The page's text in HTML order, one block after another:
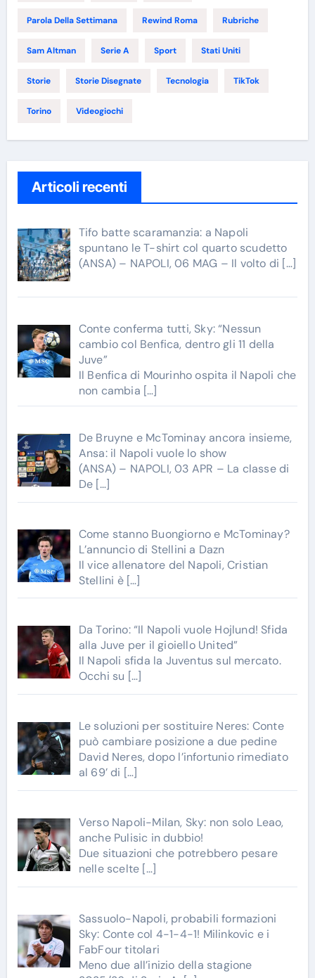
Parola Della Settimana Rewind Roma Rubriche
Sam Altman Serie A Sport Stati Uniti
Storie Storie Disegnate Tecnologia TikTok
Torino Videogiochi
Articoli recenti
Tifo batte scaramanzia: a Napoli
spuntano le T-shirt col quarto scudetto
(ANSA) – NAPOLI, 06 MAG – Il volto di […]
Conte conferma tutti, Sky: “Nessun
cambio col Benfica, dentro gli 11 della
Juve”
Il Benfica di Mourinho ospita il Napoli che
non cambia […]
De Bruyne e McTominay ancora insieme,
Ansa: il Napoli vuole lo show
(ANSA) – NAPOLI, 03 APR – La classe di
De […]
Come stanno Buongiorno e McTominay?
L’annuncio di Stellini a Dazn
Il vice allenatore del Napoli, Cristian
Stellini è […]
Da Torino: “Il Napoli vuole Hojlund! Sfida
alla Juve per il gioiello United”
Il Napoli sfida la Juventus sul mercato.
Occhi su […]
Le soluzioni per sostituire Neres: Conte
può cambiare posizione a due pedine
David Neres, dopo l’infortunio rimediato
al 69’ di […]
Verso Napoli-Milan, Sky: non solo Leao,
anche Pulisic in dubbio!
Due situazioni che potrebbero pesare
nelle scelte […]
Sassuolo-Napoli, probabili formazioni
Sky: Conte col 4-1-4-1! Milinkovic e i
FabFour titolari
Meno due all’inizio della stagione